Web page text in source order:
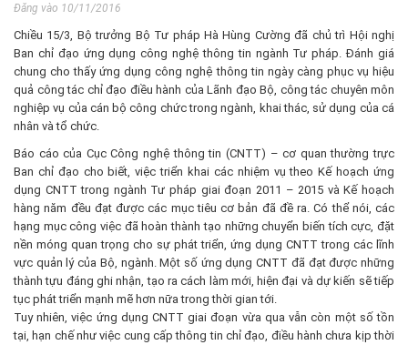
Đăng vào 10/11/2016
Chiều 15/3, Bộ trưởng Bộ Tư pháp Hà Hùng Cường đã chủ trì Hội nghị
Ban chỉ đạo ứng dụng công nghệ thông tin ngành Tư pháp. Đánh giá
chung cho thấy ứng dụng công nghệ thông tin ngày càng phục vụ hiệu
quả công tác chỉ đạo điều hành của Lãnh đạo Bộ, công tác chuyên môn
nghiệp vụ của cán bộ công chức trong ngành, khai thác, sử dụng của cá
nhân và tổ chức.
Báo cáo của Cục Công nghệ thông tin (CNTT) – cơ quan thường trực
Ban chỉ đạo cho biết, việc triển khai các nhiệm vụ theo Kế hoạch ứng
dụng CNTT trong ngành Tư pháp giai đoạn 2011 – 2015 và Kế hoạch
hàng năm đều đạt được các mục tiêu cơ bản đã đề ra. Có thể nói, các
hạng mục công việc đã hoàn thành tạo những chuyển biến tích cực, đặt
nền móng quan trọng cho sự phát triển, ứng dụng CNTT trong các lĩnh
vực quản lý của Bộ, ngành. Một số ứng dụng CNTT đã đạt được những
thành tựu đáng ghi nhận, tạo ra cách làm mới, hiện đại và dự kiến sẽ tiếp
tục phát triển mạnh mẽ hơn nữa trong thời gian tới.
Tuy nhiên, việc ứng dụng CNTT giai đoạn vừa qua vẫn còn một số tồn
tại, hạn chế như việc cung cấp thông tin chỉ đạo, điều hành chưa kịp thời